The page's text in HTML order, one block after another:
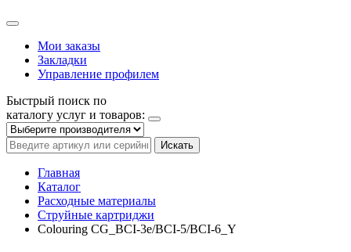
Мои заказы
Закладки
Управление профилем
Быстрый поиск по
каталогу услуг и товаров:
Искать
Главная
Каталог
Расходные материалы
Струйные картриджи
Colouring CG_BCI-3e/BCI-5/BCI-6_Y